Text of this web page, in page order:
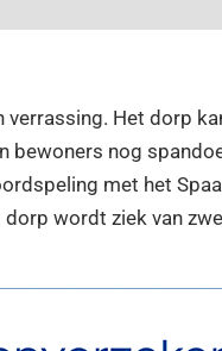
Het dorp
bewoners nog
met het
dorp wordt ziek van